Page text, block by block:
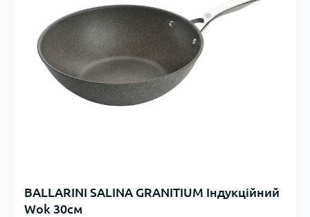
BALLARINI SALINA GRANITIUM Індукційний
Wok 30см